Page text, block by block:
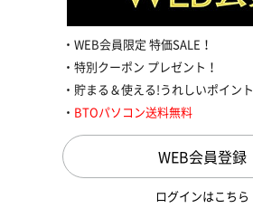
WEB会員限定 特価SALE！
特別クーポン プレゼント！
貯まる＆使える!うれしいポイント
BTOパソコン送料無料
WEB会員登録
ログインはこちら